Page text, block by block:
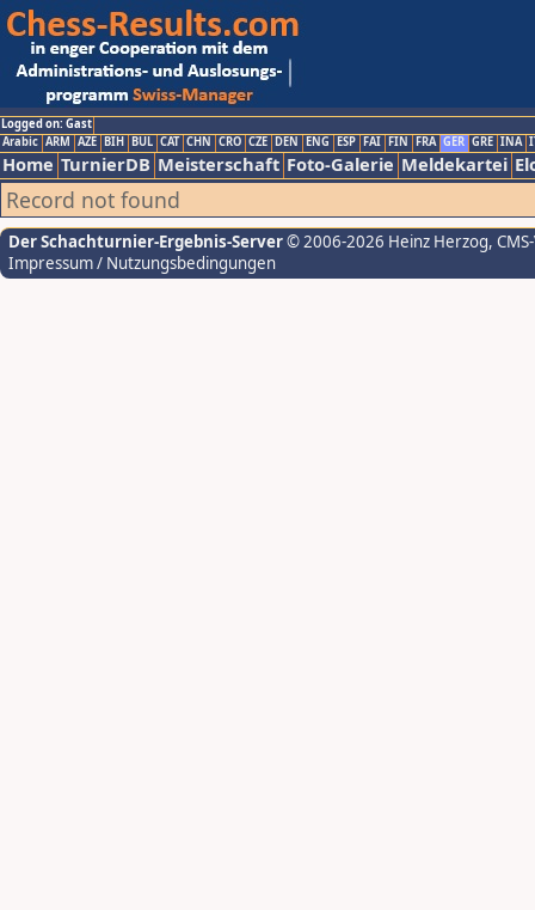
Logged on: Gast
Arabic ARM AZE BIH BUL CAT CHN CRO CZE DEN ENG ESP FAI FIN FRA GER GRE INA
Home TurnierDB Meisterschaft Foto-Galerie Meldekartei
Record not found
Der Schachturnier-Ergebnis-Server© 2006-2026 Heinz Herzog,
Impressum / Nutzungsbedingungen